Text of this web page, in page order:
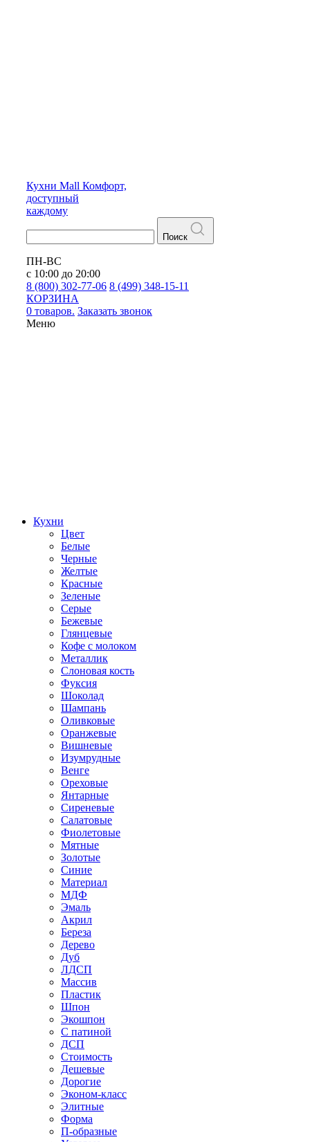
Кухни Mall Комфорт,
доступный
каждому
Поиск
ПН-ВС
с 10:00 до 20:00
8 (800) 302-77-06 8 (499) 348-15-11
КОРЗИНА
0 товаров. Заказать звонок
Меню
Кухни
Цвет
Белые
Черные
Желтые
Красные
Зеленые
Серые
Бежевые
Глянцевые
Кофе с молоком
Металлик
Слоновая кость
Фуксия
Шоколад
Шампань
Оливковые
Оранжевые
Вишневые
Изумрудные
Венге
Ореховые
Янтарные
Сиреневые
Салатовые
Фиолетовые
Мятные
Золотые
Синие
Материал
МДФ
Эмаль
Акрил
Береза
Дерево
Дуб
ЛДСП
Массив
Пластик
Шпон
Экошпон
С патиной
ДСП
Стоимость
Дешевые
Дорогие
Эконом-класс
Элитные
Форма
П-образные